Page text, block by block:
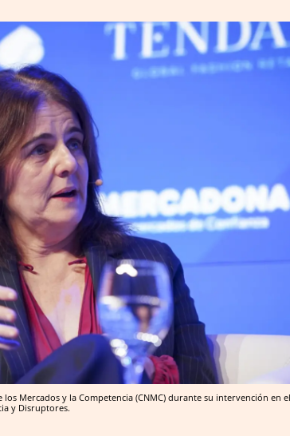
Mercados y la Competencia (CNMC) durante su intervención en
y Disruptores.